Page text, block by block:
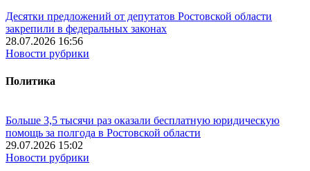
Десятки предложений от депутатов Ростовской области
закрепили в федеральных законах
28.07.2026 16:56
Новости рубрики
Политика
Больше 3,5 тысячи раз оказали бесплатную юридическую
помощь за полгода в Ростовской области
29.07.2026 15:02
Новости рубрики